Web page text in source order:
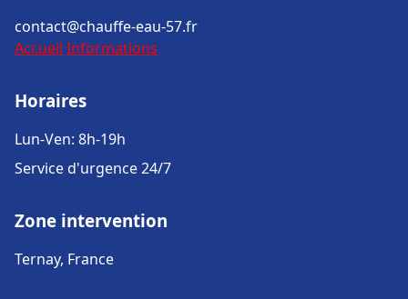
contact@chauffe-eau-57.fr
Accueil Informations
Horaires
Lun-Ven: 8h-19h
Service d'urgence 24/7
Zone intervention
Ternay, France